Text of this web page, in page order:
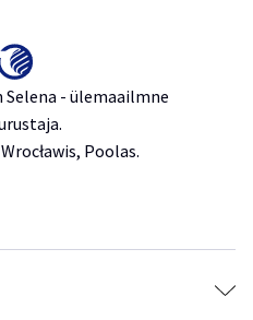
- ülemaailmne
Poolas.